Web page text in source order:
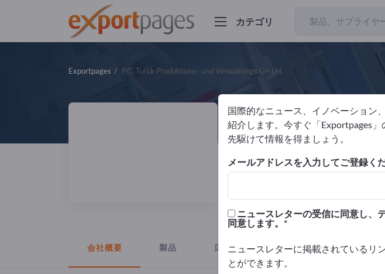
カテゴリ
Exportpages P.C. Turck Produktions- und Verwaltungs GmbH
P.C. Turck
製造元 ドイツ Website
会社概要 製品 広告
国際的なニュース、イノベーション
紹介します。今すぐ「Exportpages
先駆けて情報を得ましょう。
メールアドレスを入力してご登録くだ
ニュースレターの受信に同意し、
同意します。
ニュースレターに掲載されているリ
とができます。